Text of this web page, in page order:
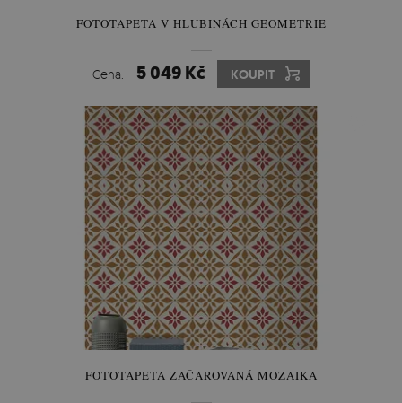
FOTOTAPETA V HLUBINÁCH GEOMETRIE
Cena: 5 049 Kč KOUPIT
FOTOTAPETA ZAČAROVANÁ MOZAIKA